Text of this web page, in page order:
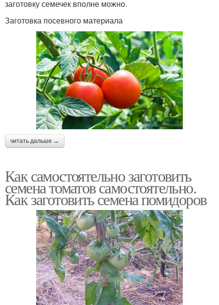
заготовку семечек вполне можно.
Заготовка посевного материала
читать дальше →
Как самостоятельно заготовить
семена томатов самостоятельно.
Как заготовить семена помидоров